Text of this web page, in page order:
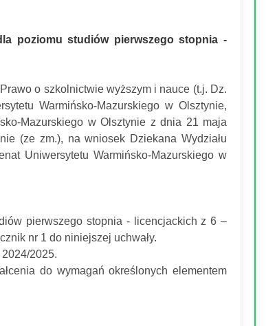
poziomu studiów pierwszego stopnia -
o szkolnictwie wyższym i nauce (t.j. Dz.
Warmińsko-Mazurskiego w Olsztynie,
Mazurskiego w Olsztynie z dnia 21 maja
(ze zm.), na wniosek Dziekana Wydziału
Uniwersytetu Warmińsko-Mazurskiego w
pierwszego stopnia - licencjackich z 6 –
nr 1 do niniejszej uchwały.
2025.
do wymagań określonych elementem